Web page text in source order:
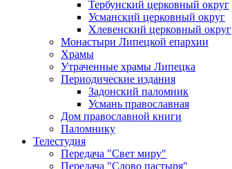
Тербунский церковный округ
Усманский церковный округ
Хлевенский церковный округ
Монастыри Липецкой епархии
Храмы
Утраченные храмы Липецка
Периодические издания
Задонский паломник
Усмань православная
Дом православной книги
Паломнику
Телестудия
Передача "Свет миру"
Передача "Слово пастыря"